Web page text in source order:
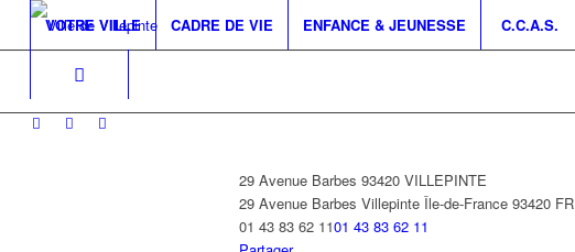
VOTRE VILLE CADRE DE VIE ENFANCE & JEUNESSE C.C.A.S.
29 Avenue Barbes 93420 VILLEPINTE
29 Avenue Barbes Villepinte Île-de-France 93420 FR
01 43 83 62 1101 43 83 62 11